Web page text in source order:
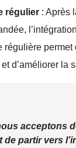
régulier : Après
régulière permet
d’améliorer la
acceptons
de partir vers